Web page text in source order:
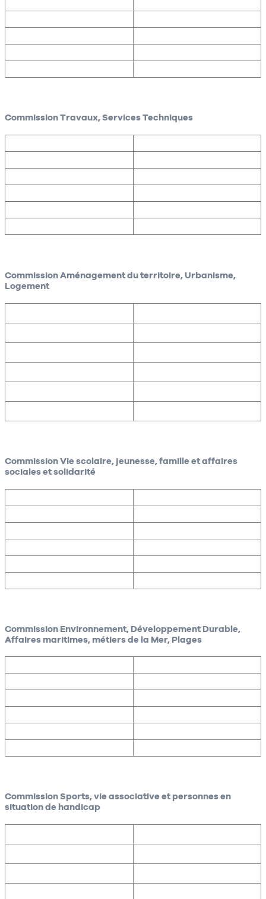
Commission Travaux, Services Techniques
Commission Aménagement du territoire, Urbanisme,
Logement
Commission Vie scolaire, jeunesse, famille et affaires
sociales et solidarité
Commission Environnement, Développement Durable,
Affaires maritimes, métiers de la Mer, Plages
Commission Sports, vie associative et personnes en
situation de handicap